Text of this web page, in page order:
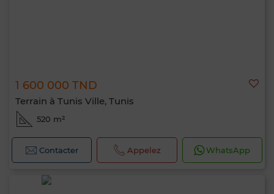
1 600 000 TND
Terrain à Tunis Ville, Tunis
520 m²
Contacter Appelez WhatsApp